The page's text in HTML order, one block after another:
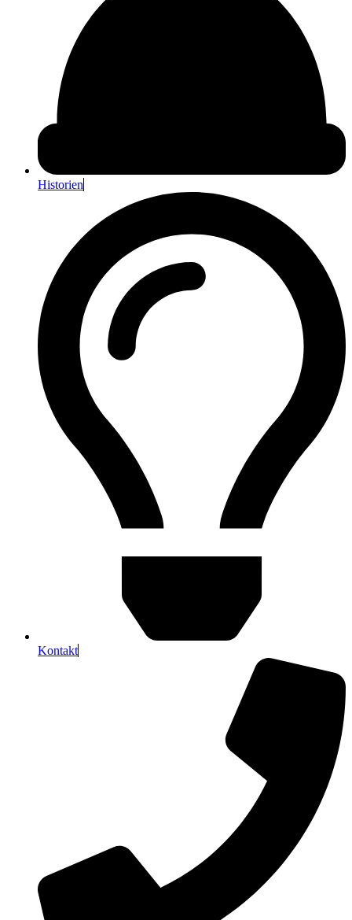
Historien
Kontakt